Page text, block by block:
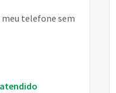
telefone sem